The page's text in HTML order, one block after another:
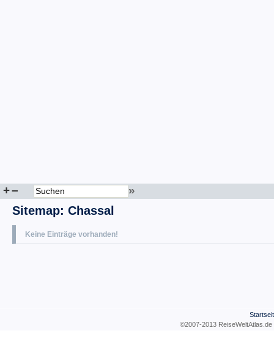
+– »
Sitemap: Chassal
Keine Einträge vorhanden!
©2007-2013